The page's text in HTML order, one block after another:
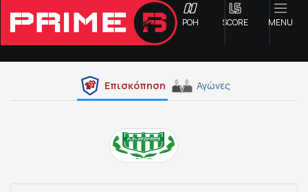
ΡΟΗ SCORE MENU
Επισκόπηση Αγώνες